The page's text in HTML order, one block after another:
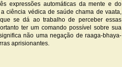
expressões automáticas da mente e do
ciência védica de saúde chama de vaata,
se dá ao trabalho de perceber essas
ter um comando possível sobre sua
não uma negação de raaga-bhaya-
aprisionantes.